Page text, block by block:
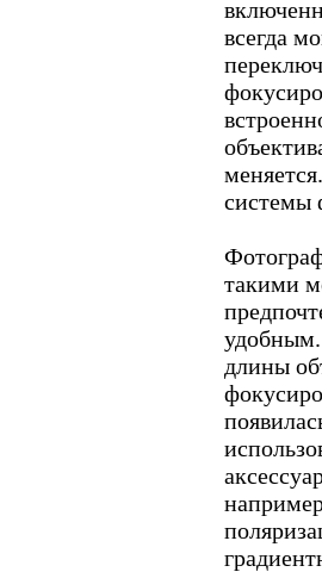
всегда
системы
такими
длины